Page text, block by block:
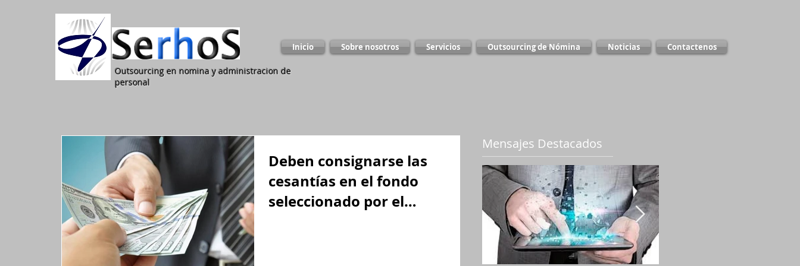
Inicio Sobre nosotros Servicios Outsourcing de Nómina Noticias Contactenos
Outsourcing en nomina y administracion de
personal
Deben consignarse las
cesantías en el fondo
seleccionado por el
Mensajes Destacados